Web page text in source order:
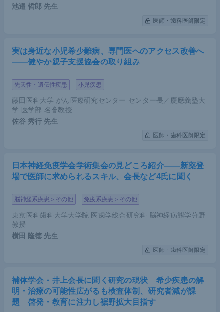
池邉 哲郎 先生
医師・歯科医師限定
実は身近な小児希少難病、専門医へのアクセス改善へ
――健やか親子支援協会の取り組み
先天性・遺伝性疾患 小児疾患
藤田医科大学 がん医療研究センター センター長／慶應義塾大
学 医学部 名誉教授
佐谷 秀行 先生
医師・歯科医師限定
日本神経免疫学会学術集会の見どころ紹介――新薬登
場で医師に求められるスキル、会長など4氏に聞く
脳神経系疾患＞その他 免疫系疾患＞その他
東京医科歯科大学大学院 医歯学総合研究科 脳神経病態学分野
教授
横田 隆徳 先生
医師・歯科医師限定
補体学会・井上会長に聞く研究の現状―希少疾患の解
明・治療の可能性広がるも検査体制、研究者減が課
題 啓発・教育に注力し裾野拡大目指す